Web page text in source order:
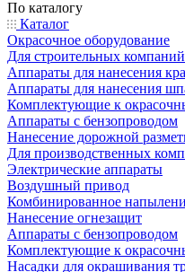
По каталогу
Каталог
Окрасочное оборудование
Для строительных компаний
Аппараты для нанесения
Аппараты для нанесения
Комплектующие к
Аппараты с бензопроводом
Нанесение дорожной
Для производственных
Электрические аппараты
Воздушный привод
Комбинированное
Нанесение огнезащит
Аппараты с бензопроводом
Комплектующие к
Насадки для окрашивания